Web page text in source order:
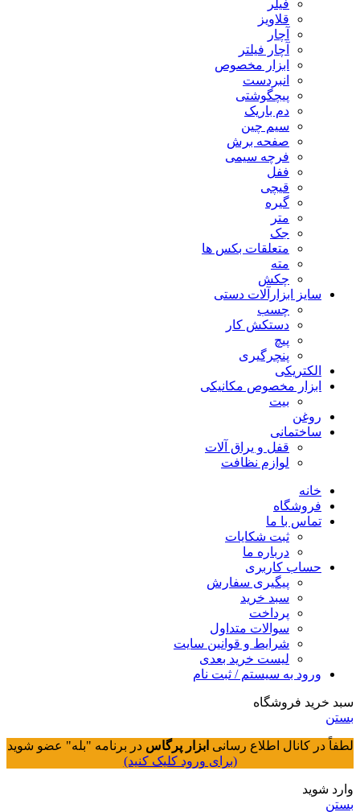
فیلر
قلاویز
آچار
آچار فیلتر
ابزار مخصوص
انبردست
پیچگوشتی
دم باریک
سیم چین
صفحه برش
فرچه سیمی
ففل
قیچی
گیره
متر
جک
متعلقات بکس ها
مته
چکش
سایز ابزارآلات دستی
چسب
دستکش کار
پیچ
پنچرگیری
الکتریکی
ابزار مخصوص مکانیکی
بیت
روغن
ساختمانی
قفل و یراق آلات
لوازم نظافت
خانه
فروشگاه
تماس با ما
ثبت شکایات
درباره ما
حساب کاربری
پیگیری سفارش
سبد خرید
پرداخت
سوالات متداول
شرایط و قوانین سایت
لیست خرید بعدی
ورود به سیستم / ثبت نام
سبد خرید فروشگاه
بستن
لطفاً در کانال اطلاع رسانی ابزار پرگاس در برنامه "بله" عضو شوید
(برای ورود کلیک کنید)
وارد شوید
بستن